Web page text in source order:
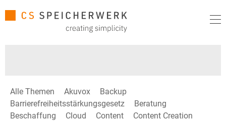
Alle Themen Akuvox
Backup
Barrierefreiheitsstärkungsgesetz
Beratung
Beschaffung
Cloud Content
Content Creation